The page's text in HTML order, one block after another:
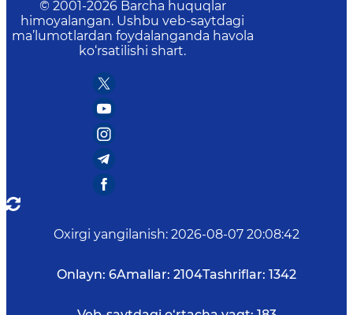
© 2001-2026 Barcha huquqlar
himoyalangan. Ushbu veb-saytdagi
ma’lumotlardan foydalanganda havola
ko‘rsatilishi shart.
Oxirgi yangilanish: 2026-08-07 20:08:42
Onlayn: 6Amallar: 2104Tashriflar: 1342